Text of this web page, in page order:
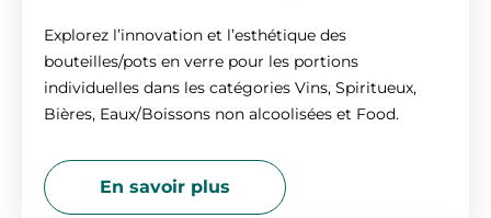
Explorez l’innovation et l’esthétique des
bouteilles/pots en verre pour les portions
individuelles dans les catégories Vins, Spiritueux,
Bières, Eaux/Boissons non alcoolisées et Food.
En savoir plus